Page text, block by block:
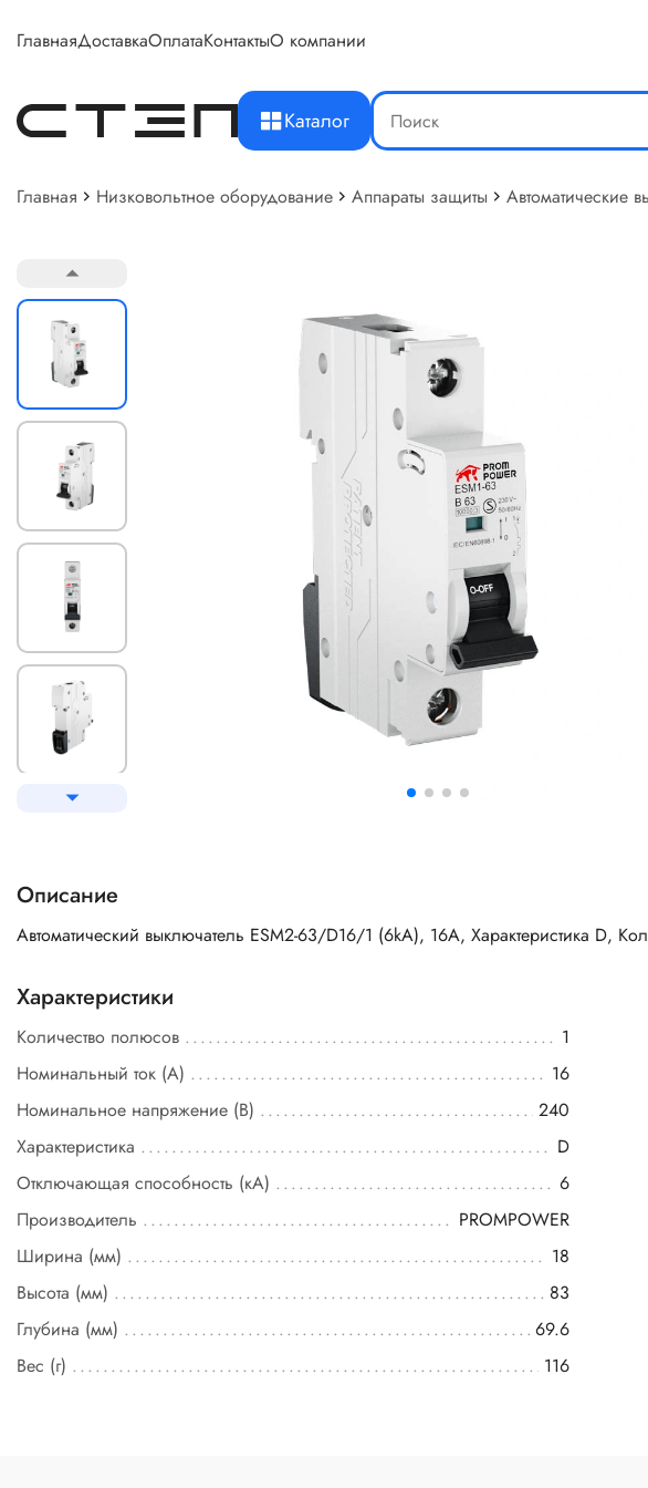
ГлавнаяДоставкаОплатаКонтактыО компании
Каталог
Главная Низковольтное оборудование Аппараты защиты Автоматические
Описание
Автоматический выключатель ESM2-63/D16/1 (6kA), 16A, Характеристика D,
Характеристики
Количество полюсов
1
Номинальный ток (А)
16
Номинальное напряжение (В)
240
Характеристика
D
Отключающая способность (кА)
6
Производитель
PROMPOWER
Ширина (мм)
18
Высота (мм)
83
Глубина (мм)
69.6
Вес (г)
116